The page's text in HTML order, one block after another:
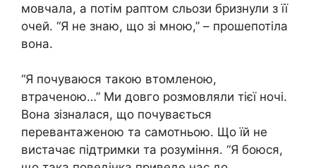
мовчала, а потім раптом сльози бризнули з її
очей. “Я не знаю, що зі мною,” – прошепотіла
вона.
“Я почуваюся такою втомленою,
втраченою…” Ми довго розмовляли тієї ночі.
Вона зізналася, що почувається
перевантаженою та самотньою. Що їй не
вистачає підтримки та розуміння. “Я боюся,